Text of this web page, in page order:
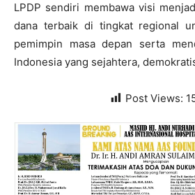
LPDP sendiri membawa visi
dana terbaik di tingkat regional
pemimpin masa depan serta
Indonesia yang sejahtera,
Post Views: